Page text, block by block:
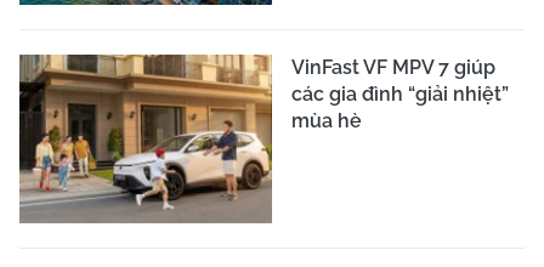
VinFast VF MPV 7 giúp
các gia đình “giải nhiệt”
mùa hè